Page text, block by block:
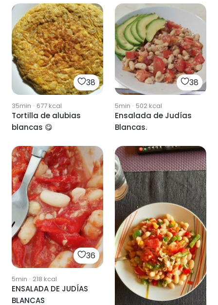
38
35min · 677kcal
Tortilla de alubias
blancas 😋
38
5min · 502kcal
Ensalada de Judías
Blancas.
36
5min · 218 kcal
ENSALADA DE JUDÍAS
BLANCAS